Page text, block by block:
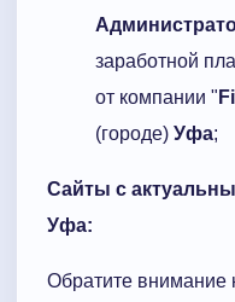
заработной
от компании "
(городе) Уфа;
Сайты с
Уфа:
Обратите внимание